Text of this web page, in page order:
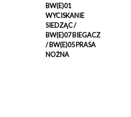
BW(E)01
WYCISKANIE
SIEDZĄC /
BW(E)07 BIEGACZ
/ BW(E)05 PRASA
NOŻNA